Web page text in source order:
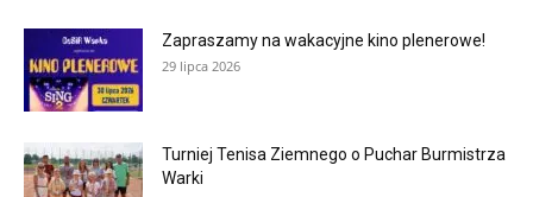
Zapraszamy na wakacyjne kino plenerowe!
29 lipca 2026
Turniej Tenisa Ziemnego o Puchar Burmistrza
Warki